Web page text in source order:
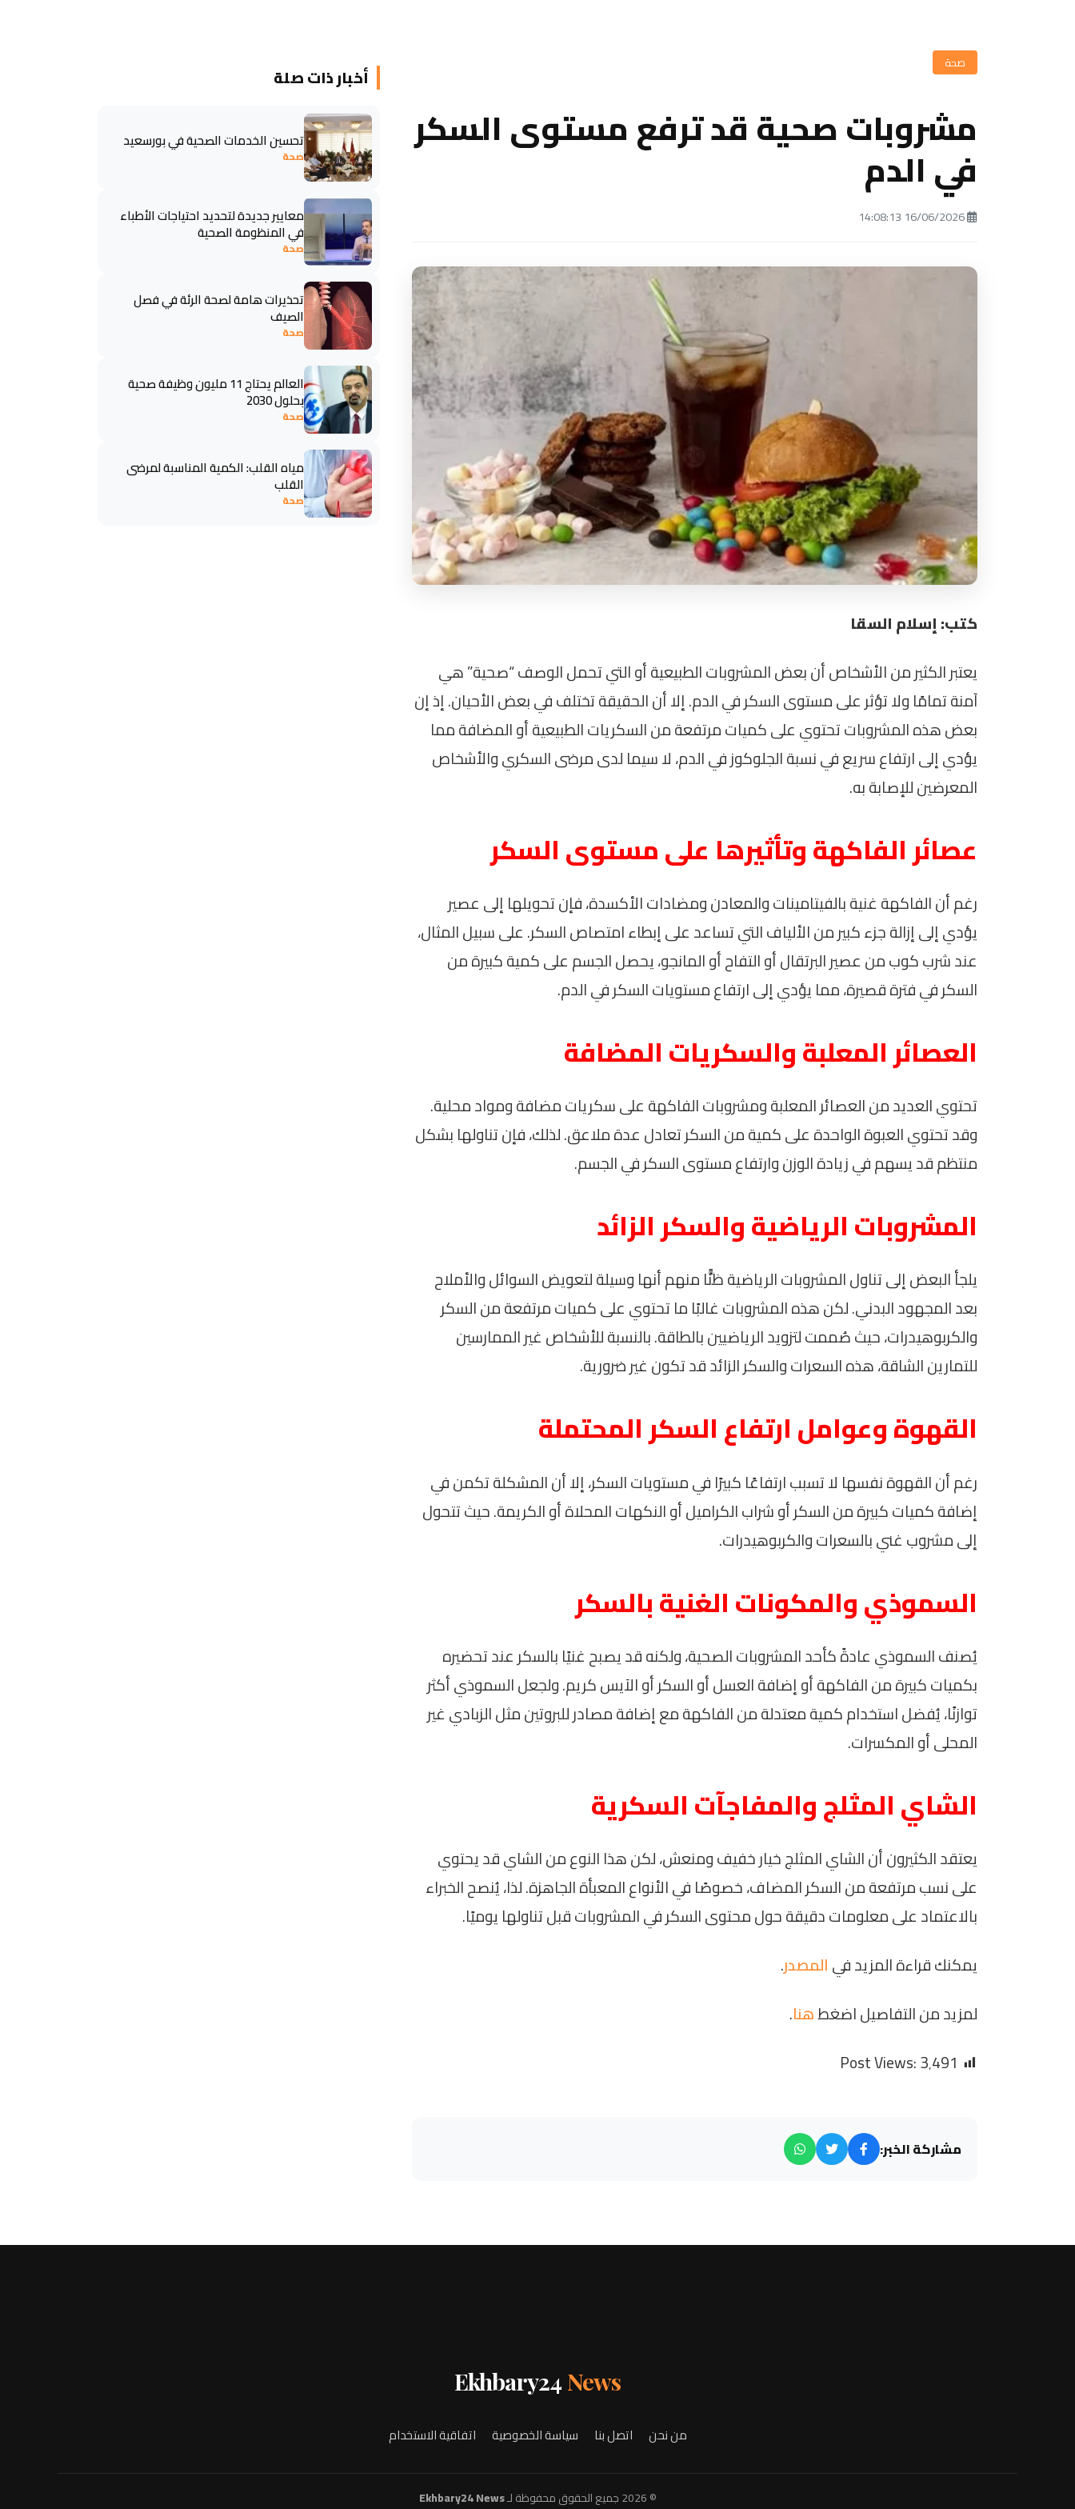
صحة
مشروبات صحية قد ترفع مستوى السكر
في الدم
كتب: إسلام السقا
يعتبر الكثير من الأشخاص أن بعض المشروبات الطبيعية أو التي تحمل الوصف “صحية” هي
آمنة تمامًا ولا تؤثر على مستوى السكر في الدم. إلا أن الحقيقة تختلف في بعض الأحيان. إذ إن
بعض هذه المشروبات تحتوي على كميات مرتفعة من السكريات الطبيعية أو المضافة مما
يؤدي إلى ارتفاع سريع في نسبة الجلوكوز في الدم، لا سيما لدى مرضى السكري والأشخاص
المعرضين للإصابة به.
عصائر الفاكهة وتأثيرها على مستوى السكر
رغم أن الفاكهة غنية بالفيتامينات والمعادن ومضادات الأكسدة، فإن تحويلها إلى عصير
يؤدي إلى إزالة جزء كبير من الألياف التي تساعد على إبطاء امتصاص السكر. على سبيل المثال،
عند شرب كوب من عصير البرتقال أو التفاح أو المانجو، يحصل الجسم على كمية كبيرة من
السكر في فترة قصيرة، مما يؤدي إلى ارتفاع مستويات السكر في الدم.
العصائر المعلبة والسكريات المضافة
تحتوي العديد من العصائر المعلبة ومشروبات الفاكهة على سكريات مضافة ومواد محلية.
وقد تحتوي العبوة الواحدة على كمية من السكر تعادل عدة ملاعق. لذلك، فإن تناولها بشكل
منتظم قد يسهم في زيادة الوزن وارتفاع مستوى السكر في الجسم.
المشروبات الرياضية والسكر الزائد
يلجأ البعض إلى تناول المشروبات الرياضية ظنًّا منهم أنها وسيلة لتعويض السوائل والأملاح
بعد المجهود البدني. لكن هذه المشروبات غالبًا ما تحتوي على كميات مرتفعة من السكر
والكربوهيدرات، حيث صُممت لتزويد الرياضيين بالطاقة. بالنسبة للأشخاص غير الممارسين
للتمارين الشاقة، هذه السعرات والسكر الزائد قد تكون غير ضرورية.
القهوة وعوامل ارتفاع السكر المحتملة
رغم أن القهوة نفسها لا تسبب ارتفاعًا كبيرًا في مستويات السكر، إلا أن المشكلة تكمن في
إضافة كميات كبيرة من السكر أو شراب الكراميل أو النكهات المحلاة أو الكريمة. حيث تتحول
إلى مشروب غني بالسعرات والكربوهيدرات.
السموذي والمكونات الغنية بالسكر
يُصنف السموذي عادةً كأحد المشروبات الصحية، ولكنه قد يصبح غنيًا بالسكر عند تحضيره
بكميات كبيرة من الفاكهة أو إضافة العسل أو السكر أو الآيس كريم. ولجعل السموذي أكثر
توازنًا، يُفضل استخدام كمية معتدلة من الفاكهة مع إضافة مصادر للبروتين مثل الزبادي غير
المحلى أو المكسرات.
الشاي المثلج والمفاجآت السكرية
يعتقد الكثيرون أن الشاي المثلج خيار خفيف ومنعش، لكن هذا النوع من الشاي قد يحتوي
على نسب مرتفعة من السكر المضاف، خصوصًا في الأنواع المعبأة الجاهزة. لذا، يُنصح الخبراء
بالاعتماد على معلومات دقيقة حول محتوى السكر في المشروبات قبل تناولها يوميًا.
يمكنك قراءة المزيد فيالمصدر.
لمزيد من التفاصيل اضغطهنا.
Post Views:3٬491
مشاركة الخبر:
أخبار ذات صلة
تحسين الخدمات الصحية في بورسعيد
صحة
معايير جديدة لتحديد احتياجات الأطباء
في المنظومة الصحية
صحة
تحذيرات هامة لصحة الرئة في فصل
الصيف
صحة
العالم يحتاج 11 مليون وظيفة صحية
بحلول 2030
صحة
مياه القلب: الكمية المناسبة لمرضى
القلب
صحة
Ekhbary24 News
من نحن اتصل بنا سياسة الخصوصية اتفاقية الاستخدام
© 2026 جميع الحقوق محفوظة لـ Ekhbary24 News